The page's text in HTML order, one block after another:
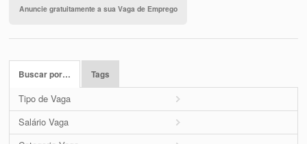
Anuncie gratuitamente a sua Vaga de Emprego
Buscar por… Tags
Tipo de Vaga
Salário Vaga